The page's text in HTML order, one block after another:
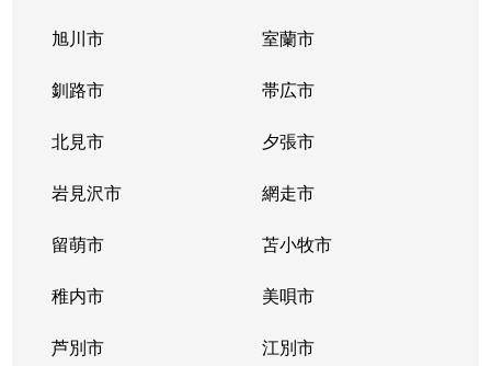
厚別南
2,900万円
ひばりが丘(北海道)
厚別南
3,400万円
ひばりが丘(北海道)
大谷地西
1,900万円
大谷地
大谷地西
1,400万円
大谷地
大谷地西
1,500万円
大谷地
大谷地西
1,500万円
大谷地
大谷地東
3,100万円
大谷地
旭川市 室蘭市
釧路市 帯広市
北見市 夕張市
岩見沢市 網走市
留萌市 苫小牧市
稚内市 美唄市
芦別市 江別市